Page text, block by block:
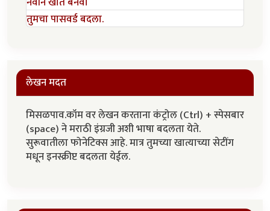
तुमचा पासवर्ड बदला.
लेखन मदत
मिसळपाव.कॉम वर लेखन करताना कंट्रोल (Ctrl) + स्पेसबार
(space) ने मराठी इंग्रजी अशी भाषा बदलता येते.
सुरूवातीला फोनेटिक्स आहे. मात्र तुमच्या खात्याच्या सेटींग
मधून इनस्क्रीप्ट बदलता येईल.